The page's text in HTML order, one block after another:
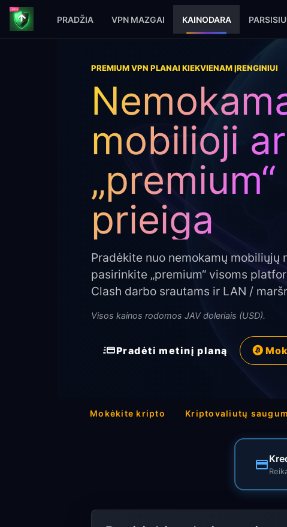
PRADŽIA VPN MAZGAI KAINODARA
PREMIUM VPN PLANAI KIEKVIENAM ĮRENGINIUI
mobilioji
prieiga
Pradėkite nuo nemokamų mobiliųjų
pasirinkite „premium“ visoms
Clash darbo srautams ir LAN /
Visos kainos rodomos JAV doleriais (USD).
Pradėti metinį planą
Mokėkite kripto Kriptovaliutų